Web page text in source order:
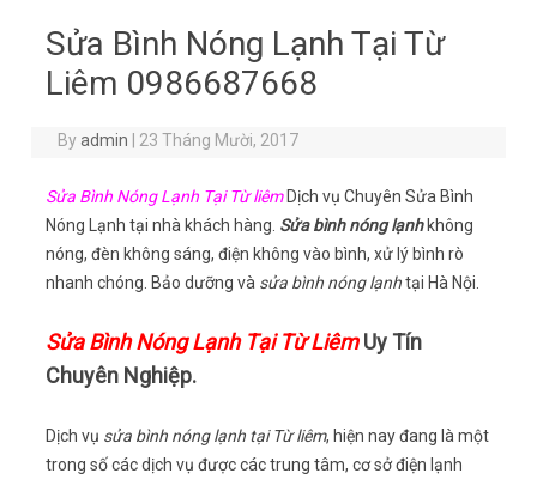
Sửa Bình Nóng Lạnh Tại Từ
Liêm 0986687668
Byadmin 23 Tháng Mười, 2017
Sửa Bình Nóng Lạnh Tại Từ liêmDịch vụ Chuyên Sửa Bình
Nóng Lạnh tại nhà khách hàng. Sửa bình nóng lạnhkhông
nóng, đèn không sáng, điện không vào bình, xử lý bình rò
nhanh chóng. Bảo dưỡng và sửa bình nóng lạnhtại Hà Nội.
Sửa Bình Nóng Lạnh Tại Từ LiêmUy Tín
Chuyên Nghiệp.
Dịch vụ sửa bình nóng lạnh tại Từ liêm, hiện nay đang là một
trong số các dịch vụ được các trung tâm, cơ sở điện lạnh